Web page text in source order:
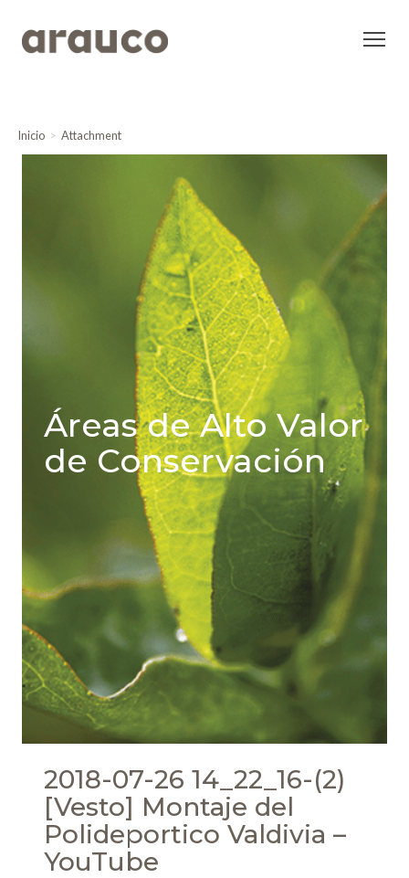
Inicio Attachment
Áreas de Alto Valor
de Conservación
2018-07-26 14_22_16-(2)
[Vesto] Montaje del
Polideportico Valdivia –
YouTube